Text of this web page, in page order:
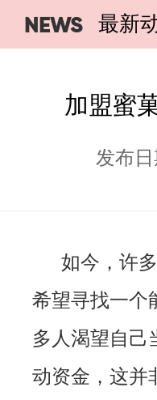
NEWS 最新
加盟蜜
发布
如今，许
希望寻找一个
多人渴望自己
动资金，这并